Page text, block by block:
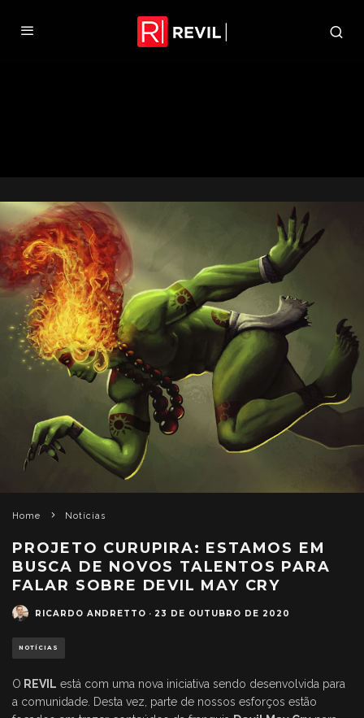
Home Notícias
PROJETO CURUPIRA: ESTAMOS EM
BUSCA DE NOVOS TALENTOS PARA
FALAR SOBRE DEVIL MAY CRY
RICARDO ANDRETTO · 23 DE OUTUBRO DE 2020
NOTÍCIAS
O REVIL está com uma nova iniciativa sendo desenvolvida para
a comunidade. Desta vez, parte de nossos esforços estão